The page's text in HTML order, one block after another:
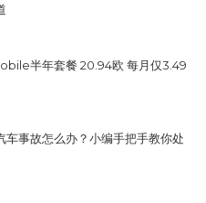
半年套餐 20.94欧 每月仅3.49
事故怎么办？小编手把手教你处